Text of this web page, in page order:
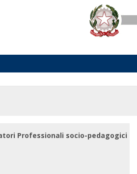
Professionali socio-pedagogici